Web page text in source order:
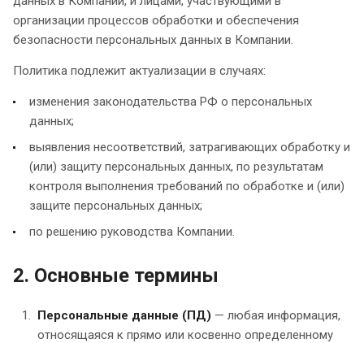
организации процессов обработки и обеспечения
безопасности персональных данных в Компании.
Политика подлежит актуализации в случаях:
изменения законодательства РФ о персональных
данных;
выявления несоответствий, затрагивающих обработку и
(или) защиту персональных данных, по результатам
контроля выполнения требований по обработке и (или)
защите персональных данных;
по решению руководства Компании.
2. Основные термины
Персональные данные (ПД) — любая информация,
относящаяся к прямо или косвенно определенному